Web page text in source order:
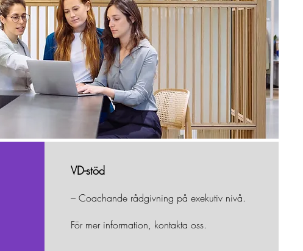
VD-stöd
– Coachande rådgivning på exekutiv nivå.
För mer information, kontakta oss.